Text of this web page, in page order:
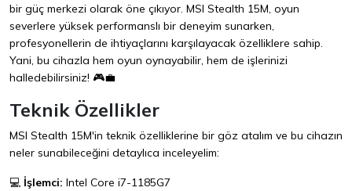
bir güç merkezi olarak öne çıkıyor. MSI Stealth 15M, oyun
severlere yüksek performanslı bir deneyim sunarken,
profesyonellerin de ihtiyaçlarını karşılayacak özelliklere sahip.
Yani, bu cihazla hem oyun oynayabilir, hem de işlerinizi
halledebilirsiniz! 🎮💼
Teknik Özellikler
MSI Stealth 15M'in teknik özelliklerine bir göz atalım ve bu cihazın
neler sunabileceğini detaylıca inceleyelim:
💻 İşlemci: Intel Core i7-1185G7